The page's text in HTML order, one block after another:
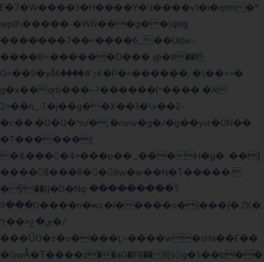
E�7�W����3�H����Y�\l����v1�i�qtm�°
wp8\�����-�WŇ���g��}ψɱ|
�������7��<����6_��Uk|w-
����8>:������O��� @�ӣ��䢀
G=��9�yǻٷ#����6K�P�<������; �\��=>�
g�x��qrb���~א� ����^|������?
2>��n_:T�j��g��X��3�\x��Z-
�c��.�O�Q�^n/�,�rww�g�/�ۧg��yvr�ON��
�T������(
�&����4>���p��_���H�g�`��ƪ
����8َ���8� �󳳦Bw�w��Nֻ�ߖ�����.
�ў!��}|�D�Nqߖ���������-
���9D����n�̶wc�l�֑����o�{���{�:ZK�,
't��>͍ى�ݝ�/
���ǙQ�z�o����Ļ>����w�sHa��E��
�GwǞ�Τ����z��aG�|F8�� 9[og�S��b��